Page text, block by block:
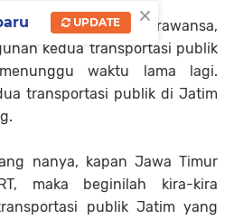
Khofifah Indar Parawansa,
kedua transportasi publik
waktu lama lagi.
transportasi publik di Jatim
nanya, kapan Jawa Timur
maka beginilah kira-kira
publik Jatim yang
×
UPDATE